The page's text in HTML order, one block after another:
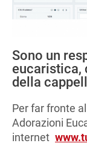
Sono un
eucaristica,
della
Per far fronte
Adorazioni
internet